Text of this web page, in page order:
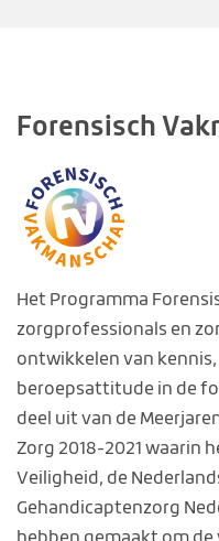
Forensisch
Het Programma
zorgprofessionals en
ontwikkelen van
beroepsattitude in de
deel uit van de
Zorg 2018-2021 waarin
Veiligheid, de
Gehandicaptenzorg